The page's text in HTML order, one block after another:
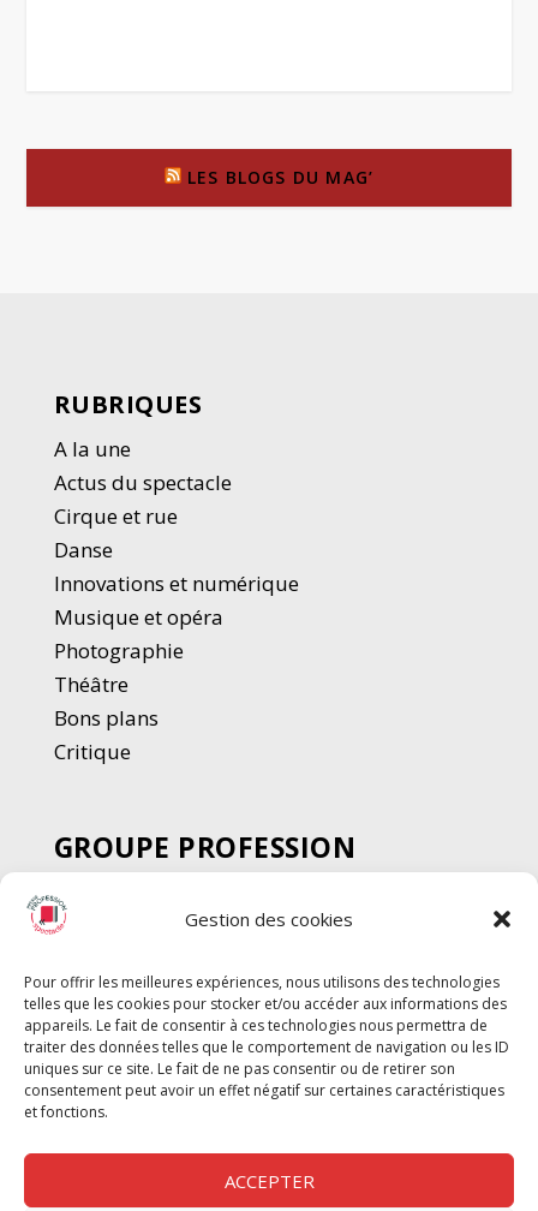
Gestion des cookies
Pour offrir les meilleures expériences, nous utilisons des technologies
telles que les cookies pour stocker et/ou accéder aux informations des
appareils. Le fait de consentir à ces technologies nous permettra de
traiter des données telles que le comportement de navigation ou les ID
uniques sur ce site. Le fait de ne pas consentir ou de retirer son
consentement peut avoir un effet négatif sur certaines caractéristiques
et fonctions.
ACCEPTER
LES BLOGS DU MAG’
RUBRIQUES
A la une
Actus du spectacle
Cirque et rue
Danse
Innovations et numérique
Musique et opéra
Photographie
Théâtre
Bons plans
Critique
GROUPE PROFESSION
SPECTACLE
Chèque Intermittents
Chèque Compta
Chèque Emploi Spectacle
G-Pods
Profession Audio-visuel